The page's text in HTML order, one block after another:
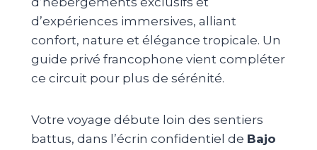
d’expériences immersives, alliant
confort, nature et élégance tropicale. Un
guide privé francophone vient compléter
ce circuit pour plus de sérénité.
Votre voyage débute loin des sentiers
battus, dans l’écrin confidentiel de Bajo